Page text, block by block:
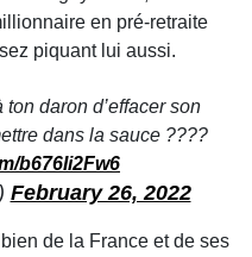
en pré-retraite
piquant lui aussi.
ton daron d’effacer son
dans la sauce ????
b676Ii2Fw6
February 26, 2022
de la France et de ses